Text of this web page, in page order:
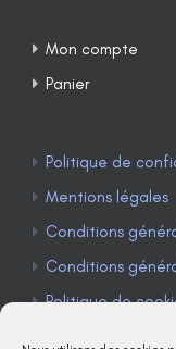
Mon compte
Panier
Politique de
Mentions légales
Conditions
Conditions
Politique de